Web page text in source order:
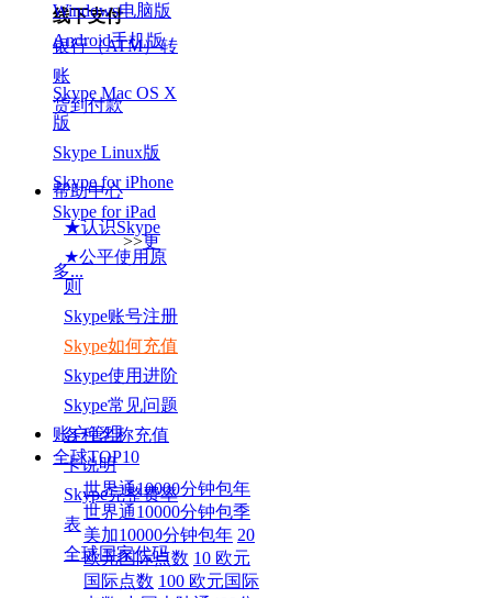
线下支付
银行（ATM）转
账
货到付款
Windows电脑版
Android手机版
Skype Mac OS X
版
Skype Linux版
Skype for iPhone
Skype for iPad
>>更
多...
帮助中心
★认识Skype
★公平使用原
则
Skype账号注册
Skype如何充值
Skype使用进阶
Skype常见问题
各种名称充值
卡说明
Skype完整费率
表
全球国家代码
账户管理
全球TOP10
世界通10000分钟包年
世界通10000分钟包季
美加10000分钟包年 20
欧元国际点数 10 欧元
国际点数 100 欧元国际